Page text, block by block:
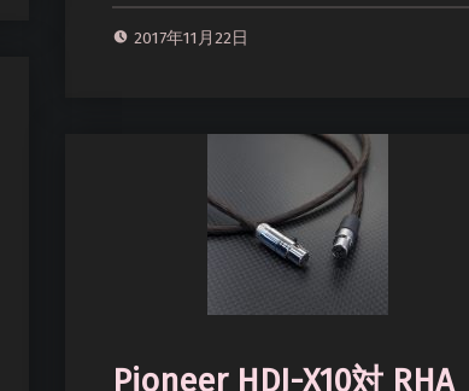
“beyerdynamic T5p 2nd Generation用ケーブル 武藤製作所オーグライン＋α撚り線＆オヤイデ4N純銀撚り線 8芯編み込み メタル編組チューブ仕上げ 120cm *Numberd”
2017年11月22日
Pioneer HDJ-X10対 RHA